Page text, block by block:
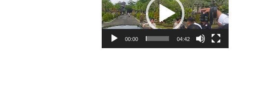
00:00 04:42